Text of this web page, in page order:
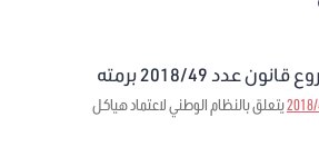
عدد 2018/49 برمته
يتعلق بالنظام الوطني لاعتماد هياكل